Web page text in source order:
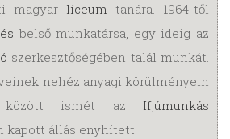
magyar líceum tanára. 1964-től
belső munkatársa, egy ideig az
szerkesztőségében talál munkát.
nehéz anyagi körülményein
között ismét az Ifjúmunkás
kapott állás enyhített.